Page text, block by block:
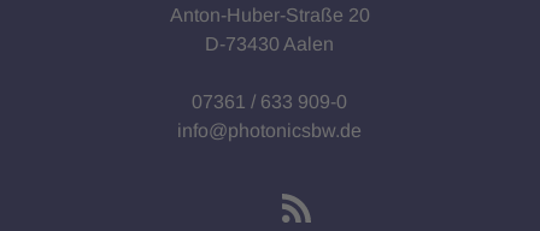
Anton-Huber-Straße 20
D-73430 Aalen
07361 / 633 909-0
info@photonicsbw.de